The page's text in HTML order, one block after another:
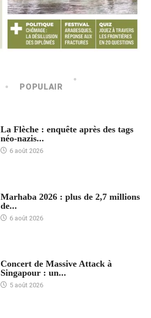
POPULAIR
La Flèche : enquête après des tags
néo-nazis...
6 août 2026
Marhaba 2026 : plus de 2,7 millions
de...
6 août 2026
Concert de Massive Attack à
Singapour : un...
5 août 2026